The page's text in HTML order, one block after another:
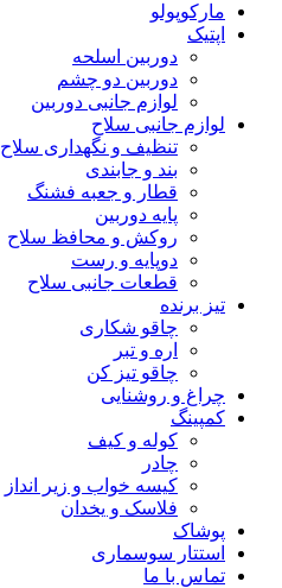
مارکوپولو
اپتیک
دوربین اسلحه
دوربین دو چشم
لوازم جانبی دوربین
لوازم جانبی سلاح
تنظیف و نگهداری سلاح
بند و جابندی
قطار و جعبه فشنگ
پایه دوربین
روکش و محافظ سلاح
دوپایه و رست
قطعات جانبی سلاح
تیز برنده
چاقو شکاری
اره و تبر
چاقو تیز کن
چراغ و روشنایی
کمپینگ
کوله و کیف
چادر
کیسه خواب و زیر انداز
فلاسک و یخدان
پوشاک
استتار سوسماری
تماس با ما